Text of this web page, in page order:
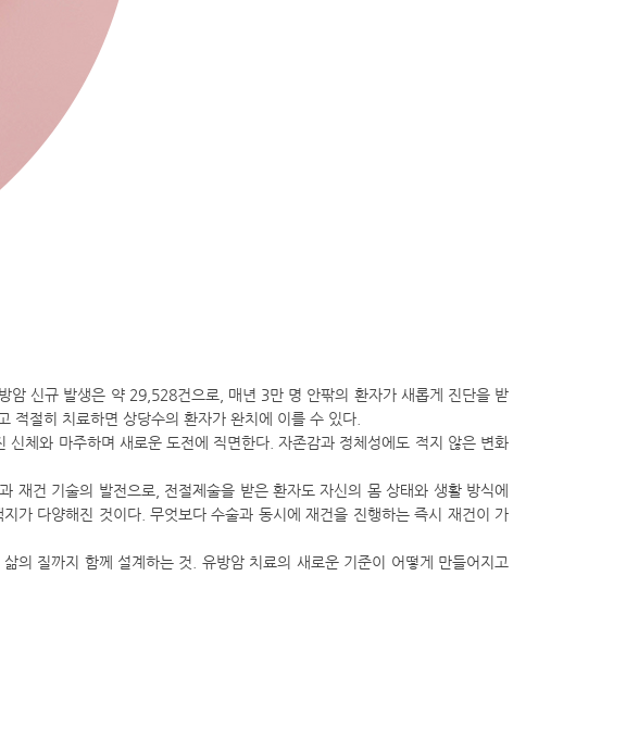
신규 발생은 약 29,528건으로, 매년 3만 명 안팎의 환자가 새롭게 진단을 받
절히 치료하면 상당수의 환자가 완치에 이를 수 있다.
신체와 마주하며 새로운 도전에 직면한다. 자존감과 정체성에도 적지 않은 변화
재건 기술의 발전으로, 전절제술을 받은 환자도 자신의 몸 상태와 생활 방식에
가 다양해진 것이다. 무엇보다 수술과 동시에 재건을 진행하는 즉시 재건이 가
의 질까지 함께 설계하는 것. 유방암 치료의 새로운 기준이 어떻게 만들어지고